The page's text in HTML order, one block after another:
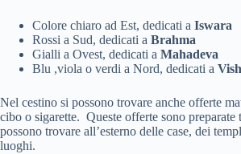
Colore chiaro ad Est, dedicati a Iswara
Rossi a Sud, dedicati a Brahma
Gialli a Ovest, dedicati a Mahadeva
Blu ,viola o verdi a Nord, dedicati a
Nel cestino si possono trovare anche offerte
cibo o sigarette. Queste offerte sono
possono trovare all’esterno delle case, dei
luoghi.